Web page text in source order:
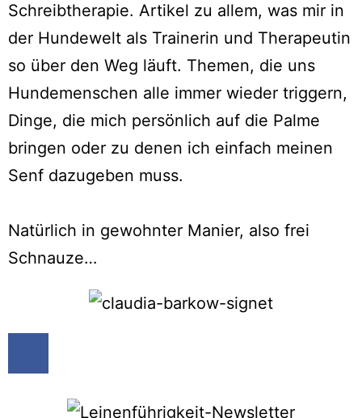
Schreibtherapie. Artikel zu allem, was mir in
der Hundewelt als Trainerin und Therapeutin
so über den Weg läuft. Themen, die uns
Hundemenschen alle immer wieder triggern,
Dinge, die mich persönlich auf die Palme
bringen oder zu denen ich einfach meinen
Senf dazugeben muss.
Natürlich in gewohnter Manier, also frei
Schnauze…